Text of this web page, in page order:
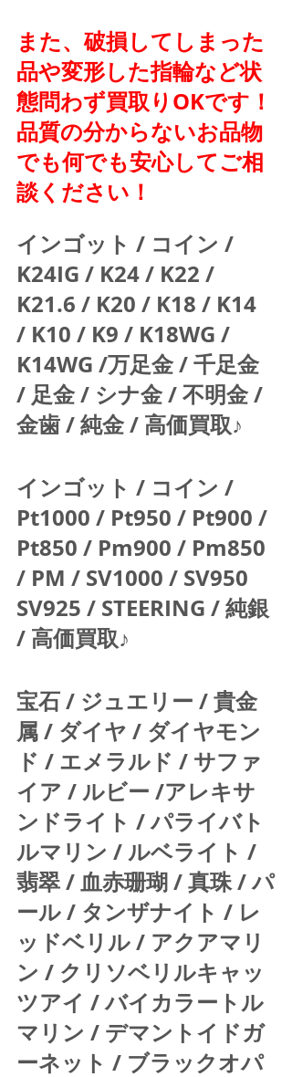
また、破損してしまった
品や変形した指輪など状
態問わず買取りOKです！
品質の分からないお品物
でも何でも安心してご相
談ください！
インゴット / コイン /
K24IG / K24 / K22 /
K21.6 / K20 / K18 / K14
/ K10 / K9 / K18WG /
K14WG /万足金 / 千足金
/ 足金 / シナ金 / 不明金 /
金歯 / 純金 / 高価買取♪
インゴット / コイン /
Pt1000 / Pt950 / Pt900 /
Pt850 / Pm900 / Pm850
/ PM / SV1000 / SV950
SV925 / STEERING / 純銀
/ 高価買取♪
宝石 / ジュエリー / 貴金
属 / ダイヤ / ダイヤモン
ド / エメラルド / サファ
イア / ルビー /アレキサ
ンドライト / パライバト
ルマリン / ルベライト /
翡翠 / 血赤珊瑚 / 真珠 / パ
ール / タンザナイト / レ
ッドベリル / アクアマリ
ン / クリソベリルキャッ
ツアイ / バイカラートル
マリン / デマントイドガ
ーネット / ブラックオパ